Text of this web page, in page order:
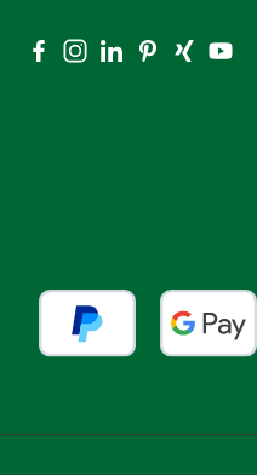
Besuche uns auf
Schau auf
Vernetze dich
Lass dichSieh